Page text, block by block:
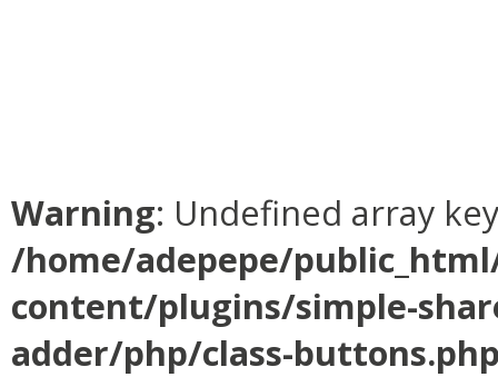
Warning: Undefined array
/home/adepepe/
content/plugins/simple-
adder/php/class-